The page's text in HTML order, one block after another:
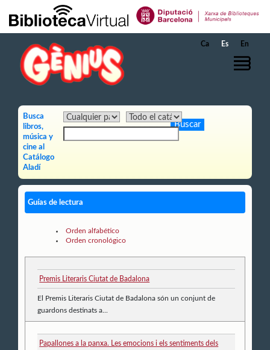
Saltar al contenido principal
Ca Es En
Busca
libros,
música y
cine al
Catálogo
Aladí
Guías de lectura
Orden alfabético
Orden cronológico
Premis Literaris Ciutat de Badalona
El Premis Literaris Ciutat de Badalona són un conjunt de
guardons destinats a...
Papallones a la panxa. Les emocions i els sentiments dels